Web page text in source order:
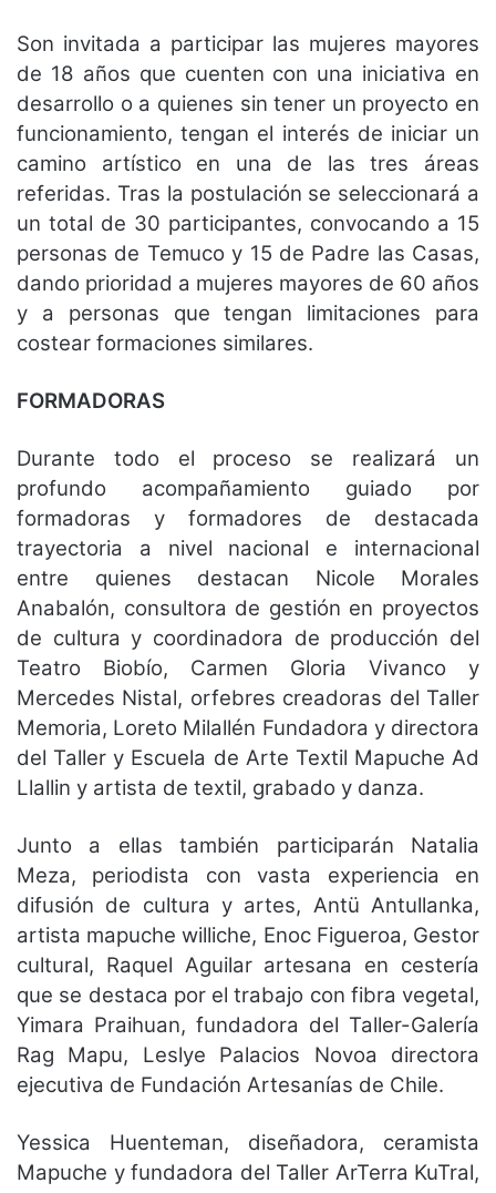
Son invitada a participar las mujeres mayores
de 18 años que cuenten con una iniciativa en
desarrollo o a quienes sin tener un proyecto en
funcionamiento, tengan el interés de iniciar un
camino artístico en una de las tres áreas
referidas. Tras la postulación se seleccionará a
un total de 30 participantes, convocando a 15
personas de Temuco y 15 de Padre las Casas,
dando prioridad a mujeres mayores de 60 años
y a personas que tengan limitaciones para
costear formaciones similares.
FORMADORAS
Durante todo el proceso se realizará un
profundo acompañamiento guiado por
formadoras y formadores de destacada
trayectoria a nivel nacional e internacional
entre quienes destacan Nicole Morales
Anabalón, consultora de gestión en proyectos
de cultura y coordinadora de producción del
Teatro Biobío, Carmen Gloria Vivanco y
Mercedes Nistal, orfebres creadoras del Taller
Memoria, Loreto Milallén Fundadora y directora
del Taller y Escuela de Arte Textil Mapuche Ad
Llallin y artista de textil, grabado y danza.
Junto a ellas también participarán Natalia
Meza, periodista con vasta experiencia en
difusión de cultura y artes, Antü Antullanka,
artista mapuche williche, Enoc Figueroa, Gestor
cultural, Raquel Aguilar artesana en cestería
que se destaca por el trabajo con fibra vegetal,
Yimara Praihuan, fundadora del Taller-Galería
Rag Mapu, Leslye Palacios Novoa directora
ejecutiva de Fundación Artesanías de Chile.
Yessica Huenteman, diseñadora, ceramista
Mapuche y fundadora del Taller ArTerra KuTral,